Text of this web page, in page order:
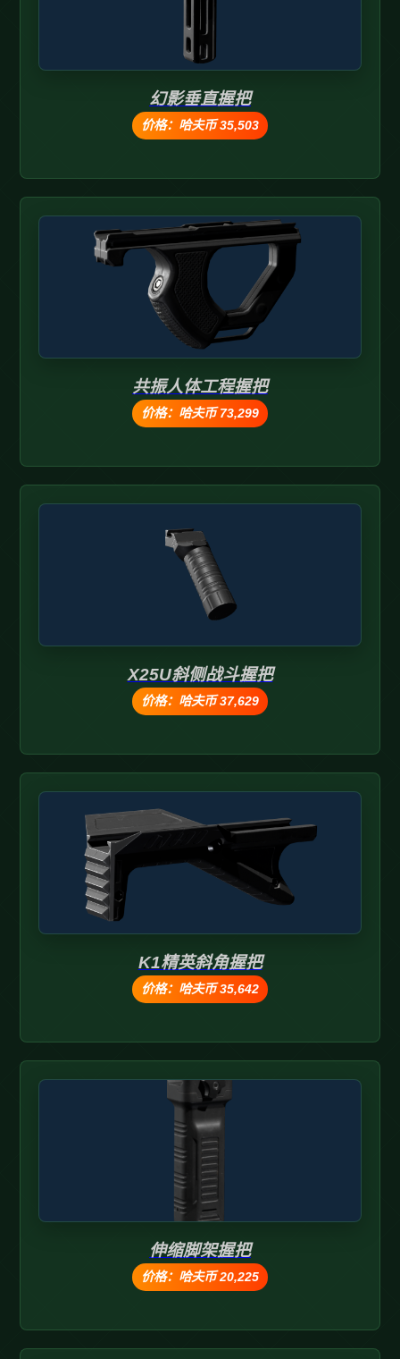
幻影垂直握把
价格：哈夫币 35,503
共振人体工程握把
价格：哈夫币 73,299
X25U斜侧战斗握把
价格：哈夫币 37,629
K1精英斜角握把
价格：哈夫币 35,642
伸缩脚架握把
价格：哈夫币 20,225